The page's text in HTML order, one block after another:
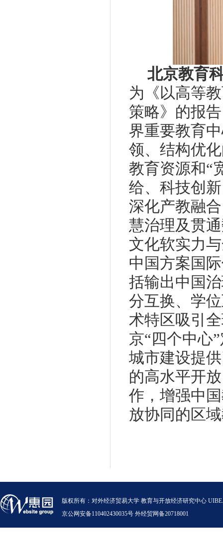
北京教育
为《以高等
策略》的报
界重要教育
领、结构优
教育资源和“
给、科技创
深化产教融
慧治理及贯
文化软实力
中国方案国
括输出中国
分互换、学
术特区吸引
京“四个中心
城市建设提
的高水平开
作，增强中
放协同的区
版权所有：对外经济贸易大学 教育与开放经济研究中心
京公网安备110402430035号 外经贸网备20718001